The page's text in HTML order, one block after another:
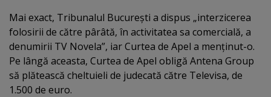
Mai exact, Tribunalul Bucureşti a dispus „interzicerea
folosirii de către pârâtă, în activitatea sa comercială, a
denumirii TV Novela”, iar Curtea de Apel a menţinut-o.
Pe lângă aceasta, Curtea de Apel obligă Antena Group
să plătească cheltuieli de judecată către Televisa, de
1.500 de euro.